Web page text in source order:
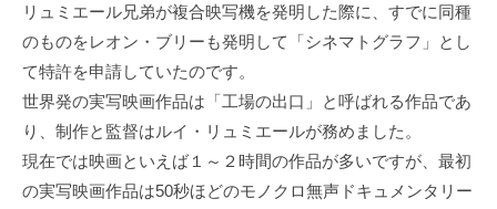
リュミエール兄弟が複合映写機を発明した際に、すでに同種
のものをレオン・ブリーも発明して「シネマトグラフ」とし
て特許を申請していたのです。
世界発の実写映画作品は「工場の出口」と呼ばれる作品であ
り、制作と監督はルイ・リュミエールが務めました。
現在では映画といえば１～２時間の作品が多いですが、最初
の実写映画作品は50秒ほどのモノクロ無声ドキュメンタリー